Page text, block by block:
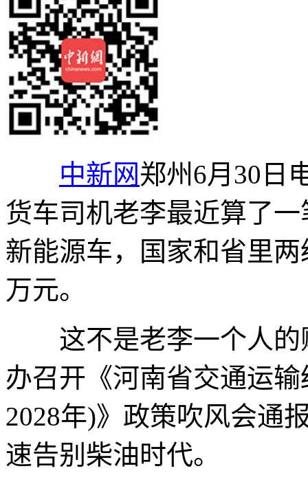
中新网郑州6月30日
货车司机老李最近算了
新能源车，国家和省里
万元。
这不是老李一个人的
办召开《河南省交通运
2028年)》政策吹风会通
速告别柴油时代。